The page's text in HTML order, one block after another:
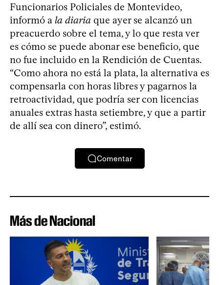
Funcionarios Policiales de Montevideo,
informó a la diaria que ayer se alcanzó un
preacuerdo sobre el tema, y lo que resta ver
es cómo se puede abonar ese beneficio, que
no fue incluido en la Rendición de Cuentas.
“Como ahora no está la plata, la alternativa es
compensarla con horas libres y pagarnos la
retroactividad, que podría ser con licencias
anuales extras hasta setiembre, y que a partir
de allí sea con dinero”, estimó.
Comentar
Más de Nacional